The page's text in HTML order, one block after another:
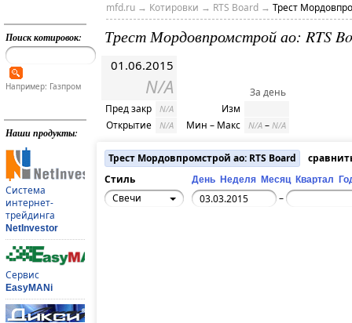
Поиск котировок:
Например: Газпром
Наши продукты:
Система
интернет-
трейдинга
NetInvestor
Сервис
EasyMANi
mfd.ru→ Котировки → RTS Board→ Трест
Трест Мордовпромстрой ао: RTS
01.06.2015
N/A
Пред закр N/A
Открытие N/A
За день
Изм
Мин – Макс
N/A – N/A
Трест Мордовпромстрой ао: RTS Board
Стиль
День Неделя Месяц Квартал
Свечи –